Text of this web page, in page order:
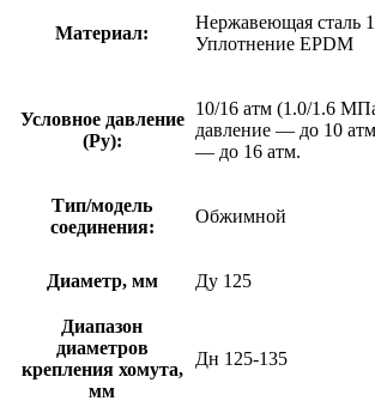
Материал:
Нержавеющая сталь
Уплотнение EPDM
Условное давление
(Ру):
10/16 атм (1.0/1.6
давление — до 10
— до 16 атм.
Тип/модель
соединения:
Обжимной
Диаметр, мм Ду 125
Диапазон
диаметров
крепления хомута,
мм
Дн 125-135